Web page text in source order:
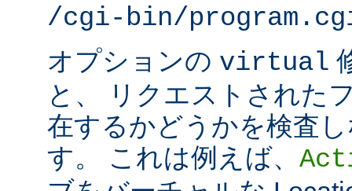
/cgi-bin/
オプションの virtual
と、 リクエストされた
在するかどうかを検査
す。 これは例えば、